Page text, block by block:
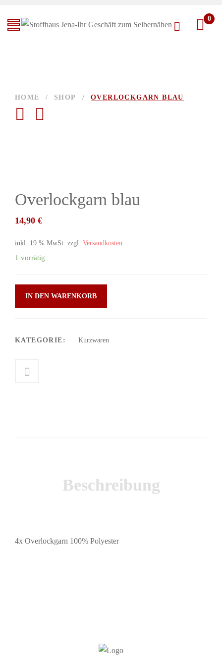
0
HOME / SHOP / OVERLOCKGARN BLAU
Overlockgarn blau
14,90 €
inkl. 19 % MwSt. zzgl. Versandkosten
1 vorrätig
IN DEN WARENKORB
KATEGORIE: Kurzwaren
Beschreibung
4x Overlockgarn 100% Polyester